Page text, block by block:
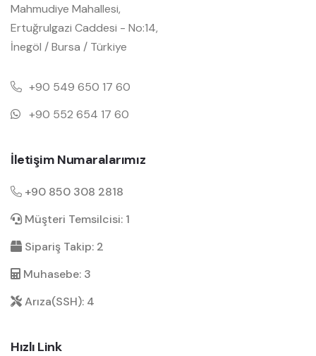
Mahmudiye Mahallesi,
Ertuğrulgazi Caddesi - No:14,
İnegöl / Bursa / Türkiye
+90 549 650 17 60
+90 552 654 17 60
İletişim Numaralarımız
+90 850 308 2818
Müşteri Temsilcisi: 1
Sipariş Takip: 2
Muhasebe: 3
Arıza(SSH): 4
Hızlı Link